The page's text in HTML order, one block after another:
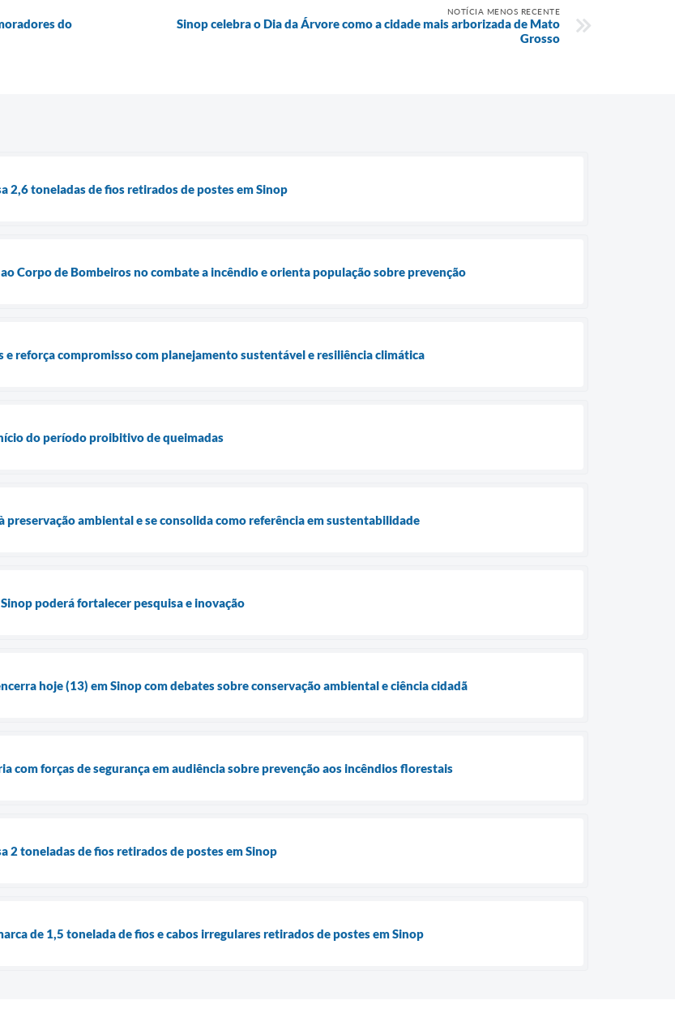
do
NOTÍCIA MENOS RECENTE
Sinop celebra o Dia da Árvore como a cidade mais arborizada de Mato
Grosso
2,6 toneladas de fios retirados de postes em Sinop
Corpo de Bombeiros no combate a incêndio e orienta população sobre prevenção
reforça compromisso com planejamento sustentável e resiliência climática
do período proibitivo de queimadas
preservação ambiental e se consolida como referência em sustentabilidade
poderá fortalecer pesquisa e inovação
hoje (13) em Sinop com debates sobre conservação ambiental e ciência cidadã
com forças de segurança em audiência sobre prevenção aos incêndios florestais
2 toneladas de fios retirados de postes em Sinop
de 1,5 tonelada de fios e cabos irregulares retirados de postes em Sinop